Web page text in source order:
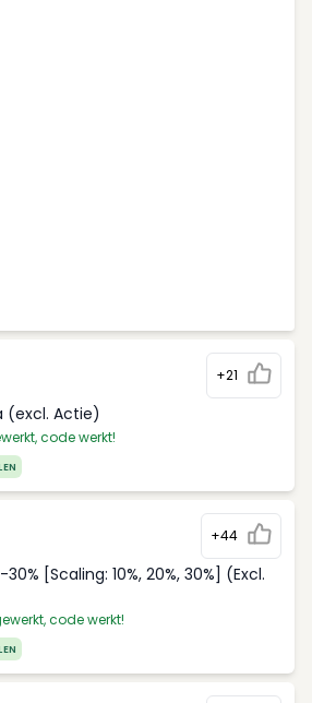
+21
(excl. Actie)
code werkt!
+44
[Scaling: 10%, 20%, 30%] (Excl.
code werkt!